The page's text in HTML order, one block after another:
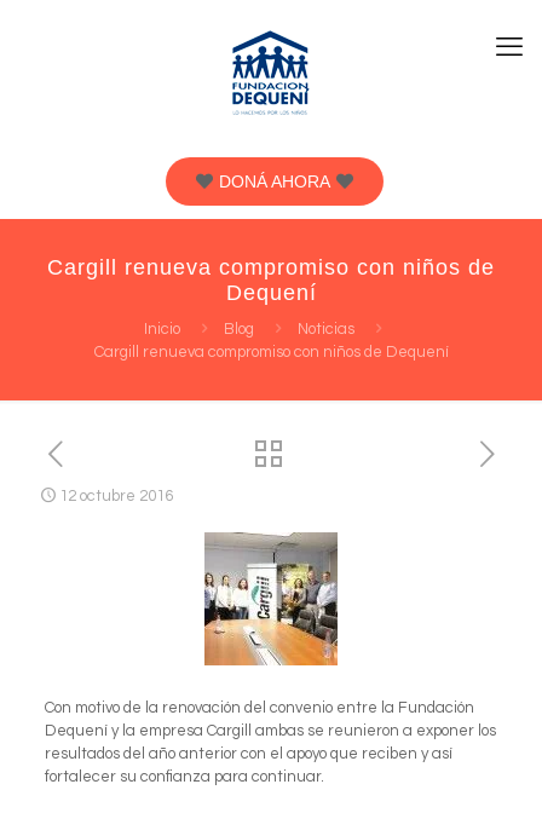
DONÁ AHORA
Cargill renueva compromiso con niños de
Dequení
Inicio Blog
Noticias
Cargill renueva compromiso con niños de Dequení
12 octubre 2016
Con motivo de la renovación del convenio entre la Fundación
Dequení y la empresa Cargill ambas se reunieron a exponer los
resultados del año anterior con el apoyo que reciben y así
fortalecer su confianza para continuar.